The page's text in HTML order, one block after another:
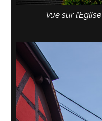
Vue sur